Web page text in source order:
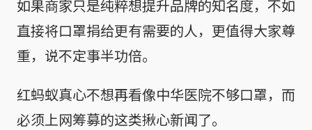
如果商家只是纯粹想提升品牌的知名度，不如
直接将口罩捐给更有需要的人，更值得大家尊
重，说不定事半功倍。
红蚂蚁真心不想再看像中华医院不够口罩，而
必须上网筹募的这类揪心新闻了。